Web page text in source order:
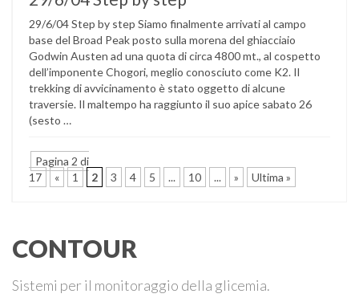
29/6/04 Step by step Siamo finalmente arrivati al campo
base del Broad Peak posto sulla morena del ghiacciaio
Godwin Austen ad una quota di circa 4800 mt., al cospetto
dell’imponente Chogori, meglio conosciuto come K2. Il
trekking di avvicinamento è stato oggetto di alcune
traversie. Il maltempo ha raggiunto il suo apice sabato 26
(sesto …
Pagina 2 di
17
« 1 2 3 4 5 ... 10 ... » Ultima »
CONTOUR
Sistemi per il monitoraggio della glicemia.